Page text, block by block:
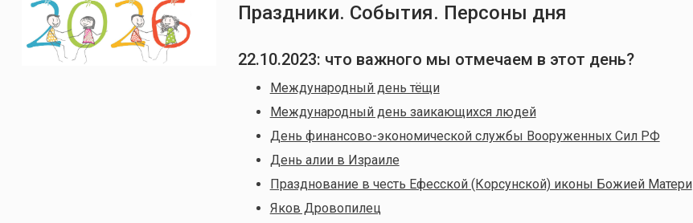
Праздники. События. Персоны дня
22.10.2023: что важного мы отмечаем в этот день?
Международный день тёщи
Международный день заикающихся людей
День финансово-экономической службы Вооруженных Сил РФ
День алии в Израиле
Празднование в честь Ефесской (Корсунской) иконы Божией Матери
Яков Дровопилец